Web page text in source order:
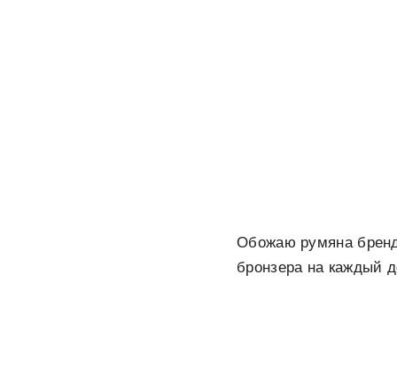
Обожаю румяна
бронзера на каждый